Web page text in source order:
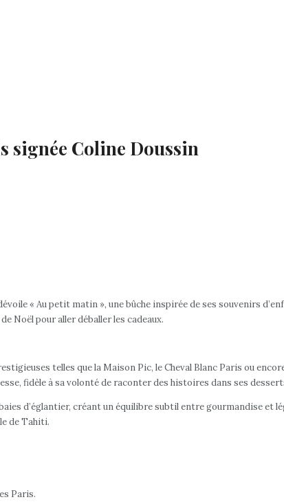
signée Coline Doussin
« Au petit matin », une bûche inspirée de ses souvenirs
Noël pour aller déballer les cadeaux.
telles que la Maison Pic, le Cheval Blanc Paris ou
fidèle à sa volonté de raconter des histoires dans ses
d’églantier, créant un équilibre subtil entre gourmandise et
de Tahiti.
Paris.